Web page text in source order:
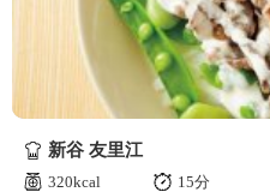
新谷 友里江
320kcal
15分